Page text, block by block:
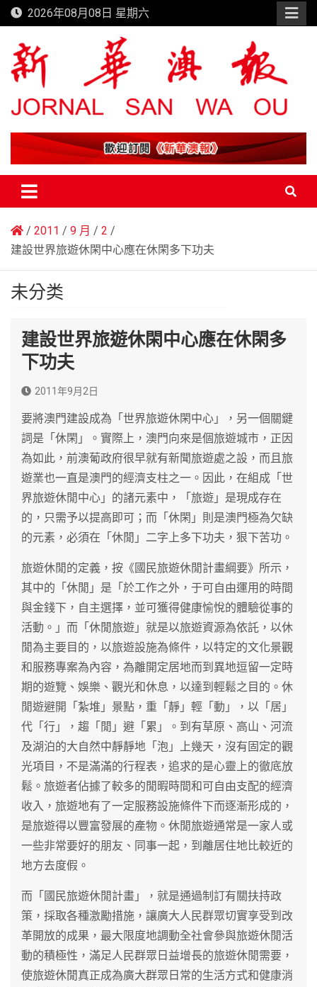
Skip
to
content
2026年08月08日 星期六
新華澳報
2011 9 月
2
建設世界旅遊休閑中心應在休閑多下功夫
未分类
建設世界旅遊休閑中心應在休閑多
下功夫
2011年9月2日
要將澳門建設成為「世界旅遊休閑中心」，另一個關鍵
詞是「休閑」。實際上，澳門向來是個旅遊城市，正因
為如此，前澳葡政府很早就有新聞旅遊處之設，而且旅
遊業也一直是澳門的經濟支柱之一。因此，在組成「世
界旅遊休閒中心」的諸元素中，「旅遊」是現成存在
的，只需予以提高即可；而「休閑」則是澳門極為欠缺
的元素，必須在「休閒」二字上多下功夫，狠下苦功。
旅遊休閒的定義，按《國民旅遊休閒計畫綱要》所示，
其中的「休閒」是「於工作之外，于可自由運用的時間
與金錢下，自主選擇，並可獲得健康愉悅的體驗從事的
活動。」而「休閒旅遊」就是以旅遊資源為依託，以休
閒為主要目的，以旅遊設施為條件，以特定的文化景觀
和服務專案為內容，為離開定居地而到異地逗留一定時
期的遊覽、娛樂、觀光和休息，以達到輕鬆之目的。休
閒遊避開「紮堆」景點，重「靜」輕「動」，以「居」
代「行」，趨「閒」避「累」。到有草原、高山、河流
及湖泊的大自然中靜靜地「泡」上幾天，沒有固定的觀
光項目，不是滿滿的行程表，追求的是心靈上的徹底放
鬆。旅遊者佔據了較多的閒暇時間和可自由支配的經濟
收入，旅遊地有了一定服務設施條件下而逐漸形成的，
是旅遊得以豐富發展的產物。休閒旅遊通常是一家人或
一些非常要好的朋友、同事一起，到離居住地比較近的
地方去度假。
而「國民旅遊休閒計畫」，就是通過制訂有關扶持政
策，採取各種激勵措施，讓廣大人民群眾切實享受到改
革開放的成果，最大限度地調動全社會參與旅遊休閒活
動的積極性，滿足人民群眾日益增長的旅遊休閒需要，
使旅遊休閒真正成為廣大群眾日常的生活方式和健康消